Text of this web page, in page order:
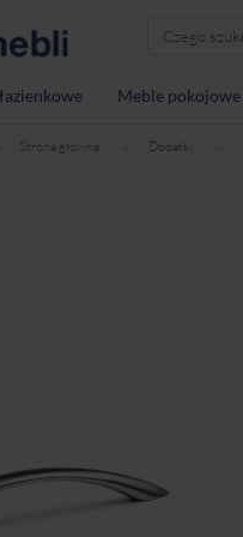
Meble pokojowe
Strona główna Dodatki